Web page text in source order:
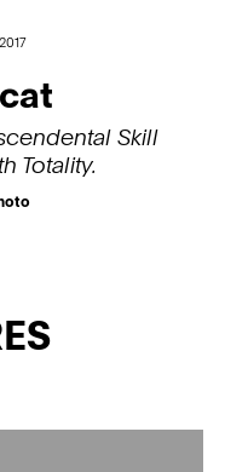
Skill
Totality.